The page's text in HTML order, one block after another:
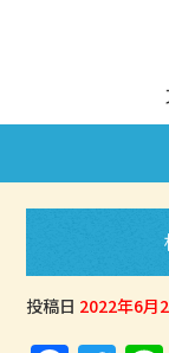
投稿日 2022年6月